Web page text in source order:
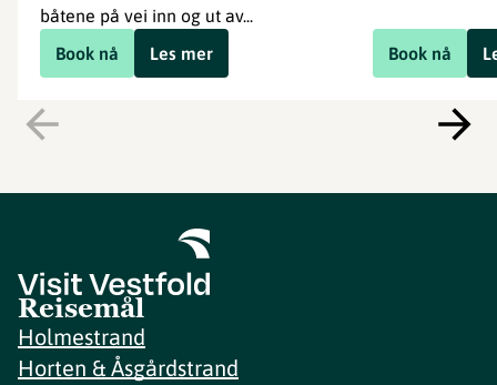
båtene på vei inn og ut av...
Book nå
Les mer Book nå
Reisemål
Holmestrand
Horten & Åsgårdstrand